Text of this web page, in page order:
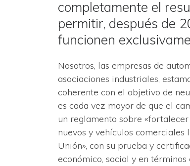
completamente el
permitir, después de
funcionen
Nosotros, las empresas de
asociaciones industriales,
coherente con el objetivo de
es cada vez mayor de que el
un reglamento sobre
nuevos y vehículos
Unión», con su prueba y
económico, social y en